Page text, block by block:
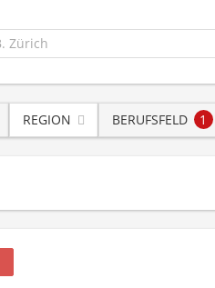
REGION BERUFSFELD 1